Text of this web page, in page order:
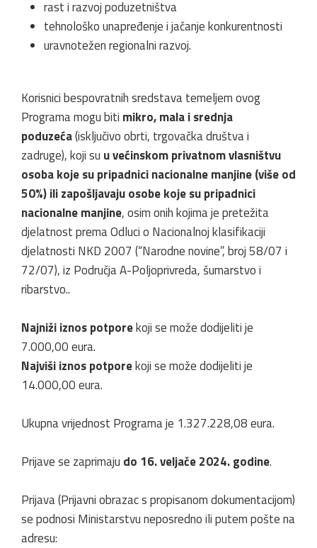
rast i razvoj poduzetništva
tehnološko unapređenje i jačanje konkurentnosti
uravnotežen regionalni razvoj.
Korisnici bespovratnih sredstava temeljem ovog
Programa mogu biti mikro, mala i srednja
poduzeća(isključivo obrti, trgovačka društva i
zadruge), koji su u većinskom privatnom vlasništvu
osoba koje su pripadnici nacionalne manjine (više od
50%) ili zapošljavaju osobe koje su pripadnici
nacionalne manjine, osim onih kojima je pretežita
djelatnost prema Odluci o Nacionalnoj klasifikaciji
djelatnosti NKD 2007 (“Narodne novine”, broj 58/07 i
72/07), iz Područja A-Poljoprivreda, šumarstvo i
ribarstvo..
Najniži iznos potporekoji se može dodijeliti je
7.000,00 eura.
Najviši iznos potporekoji se može dodijeliti je
14.000,00 eura.
Ukupna vrijednost Programa je 1.327.228,08 eura.
Prijave se zaprimaju do 16. veljače 2024. godine.
Prijava (Prijavni obrazac s propisanom dokumentacijom)
se podnosi Ministarstvu neposredno ili putem pošte na
adresu: